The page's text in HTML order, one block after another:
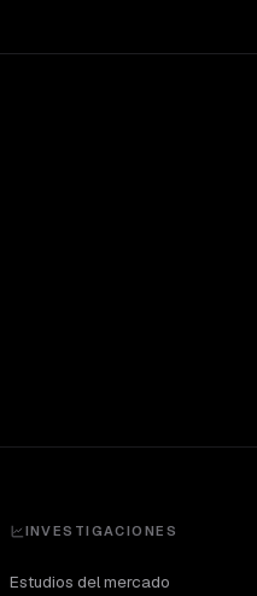
INVESTIGACIONES
Estudios del mercado